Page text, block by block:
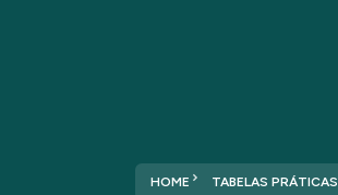
HOME TABELAS PRÁTICAS